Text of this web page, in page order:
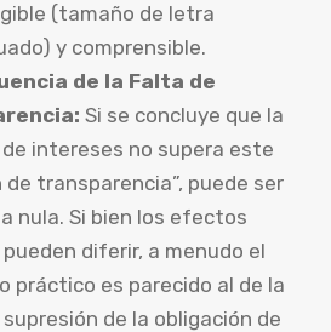
(tamaño de letra
y comprensible.
de la Falta de
Si se concluye que la
intereses no supera este
de transparencia”, puede ser
nula. Si bien los efectos
diferir, a menudo el
práctico es parecido al de la
supresión de la obligación de